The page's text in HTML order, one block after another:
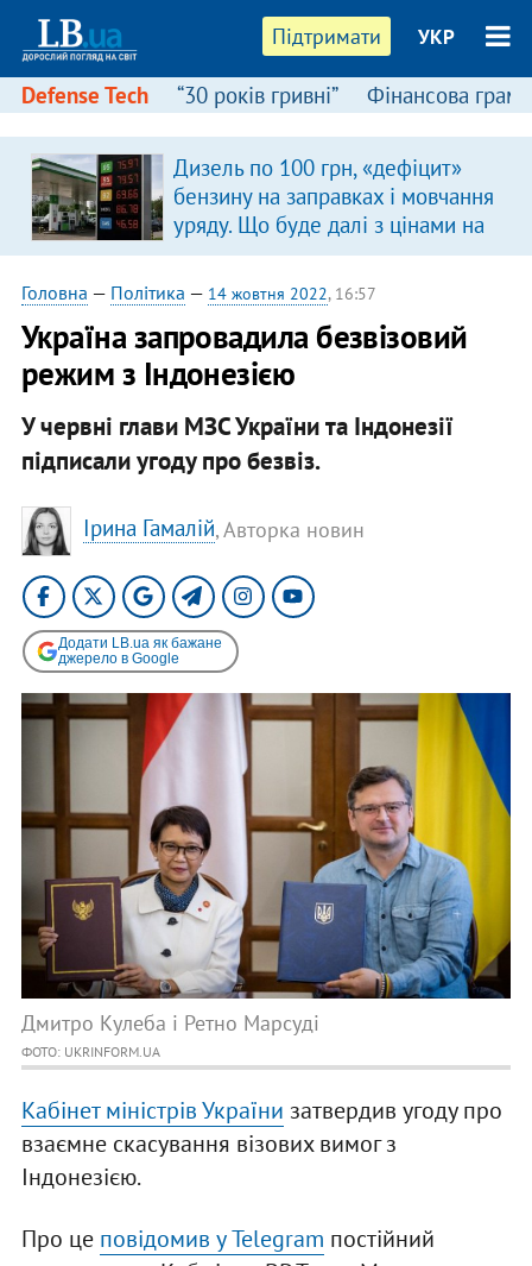
Підтримати УКР
Defense Tech “30 років гривні” Фінансова
Дизель по 100 грн, «дефіцит»
бензину на заправках і мовчання
уряду. Що буде далі з цінами на
пальне?
Головна — Політика — 14 жовтня 2022, 16:57
Україна запровадила безвізовий
режим з Індонезією
У червні глави МЗС України та Індонезії
підписали угоду про безвіз.
Ірина Гамалій, Авторка новин
Додати LB.ua як бажане
джерело в Google
Дмитро Кулеба і Ретно Марсуді
ФОТО: UKRINFORM.UA
Кабінет міністрів України затвердив угоду про
взаємне скасування візових вимог з
Індонезією.
Про це повідомив у Telegram постійний